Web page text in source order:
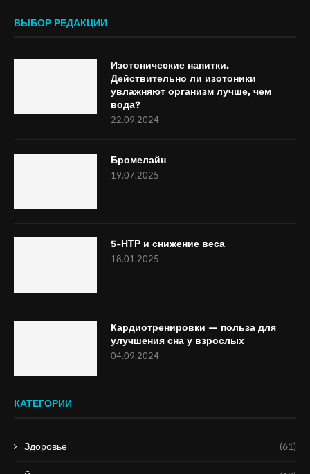
ВЫБОР РЕДАКЦИИ
Изотонические напитки.
Действительно ли изотоники
увлажняют организм лучше, чем
вода?
22.09.2024
Бромелайн
19.07.2025
5-НТР и снижение веса
18.01.2025
Кардиотренировки — польза для
улучшения сна у взрослых
04.09.2024
КАТЕГОРИИ
Здоровье (61)